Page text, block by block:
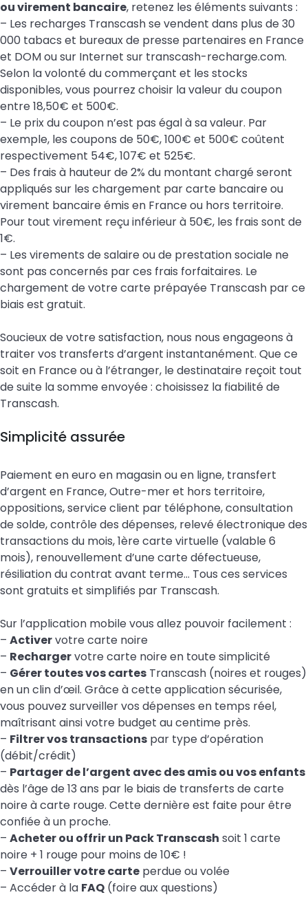
ou virement bancaire, retenez les éléments suivants :
– Les recharges Transcash se vendent dans plus de 30
000 tabacs et bureaux de presse partenaires en France
et DOM ou sur Internet sur transcash-recharge.com.
Selon la volonté du commerçant et les stocks
disponibles, vous pourrez choisir la valeur du coupon
entre 18,50€ et 500€.
– Le prix du coupon n’est pas égal à sa valeur. Par
exemple, les coupons de 50€, 100€ et 500€ coûtent
respectivement 54€, 107€ et 525€.
– Des frais à hauteur de 2% du montant chargé seront
appliqués sur les chargement par carte bancaire ou
virement bancaire émis en France ou hors territoire.
Pour tout virement reçu inférieur à 50€, les frais sont de
1€.
– Les virements de salaire ou de prestation sociale ne
sont pas concernés par ces frais forfaitaires. Le
chargement de votre carte prépayée Transcash par ce
biais est gratuit.
Soucieux de votre satisfaction, nous nous engageons à
traiter vos transferts d’argent instantanément. Que ce
soit en France ou à l’étranger, le destinataire reçoit tout
de suite la somme envoyée : choisissez la fiabilité de
Transcash.
Simplicité assurée
Paiement en euro en magasin ou en ligne, transfert
d’argent en France, Outre-mer et hors territoire,
oppositions, service client par téléphone, consultation
de solde, contrôle des dépenses, relevé électronique des
transactions du mois, 1ère carte virtuelle (valable 6
mois), renouvellement d’une carte défectueuse,
résiliation du contrat avant terme… Tous ces services
sont gratuits et simplifiés par Transcash.
Sur l’application mobile vous allez pouvoir facilement :
– Activervotre carte noire
– Rechargervotre carte noire en toute simplicité
– Gérer toutes vos cartes Transcash (noires et rouges)
en un clin d’œil. Grâce à cette application sécurisée,
vous pouvez surveiller vos dépenses en temps réel,
maîtrisant ainsi votre budget au centime près.
– Filtrer vos transactions par type d’opération
(débit/crédit)
– Partager de l’argent avec des amis ou vos enfants
dès l’âge de 13 ans par le biais de transferts de carte
noire à carte rouge. Cette dernière est faite pour être
confiée à un proche.
– Acheter ou offrir un Pack Transcash soit 1 carte
noire + 1 rouge pour moins de 10€ !
– Verrouiller votre carte perdue ou volée
– Accéder à la FAQ (foire aux questions)